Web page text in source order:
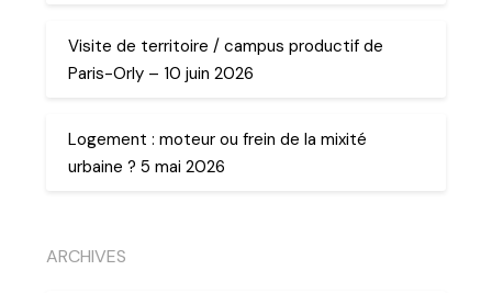
Visite de territoire / campus productif de
Paris-Orly – 10 juin 2026
Logement : moteur ou frein de la mixité
urbaine ? 5 mai 2026
ARCHIVES